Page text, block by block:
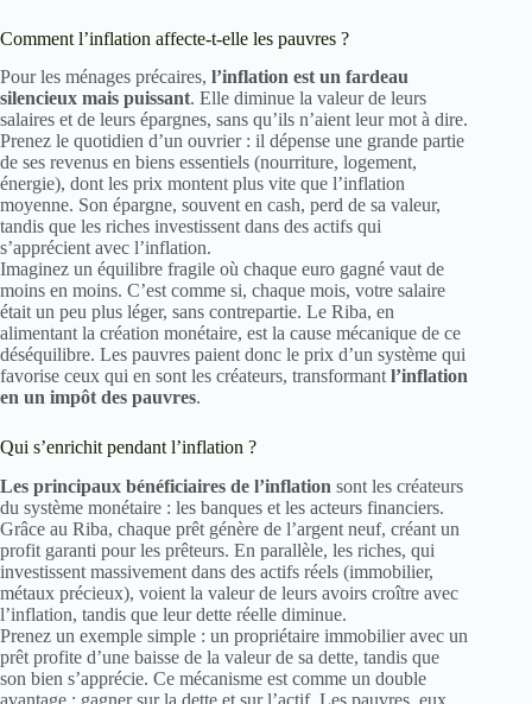
Comment l’inflation affecte-t-elle les pauvres ?
Pour les ménages précaires, l’inflation est un fardeau
silencieux mais puissant. Elle diminue la valeur de leurs
salaires et de leurs épargnes, sans qu’ils n’aient leur mot à dire.
Prenez le quotidien d’un ouvrier : il dépense une grande partie
de ses revenus en biens essentiels (nourriture, logement,
énergie), dont les prix montent plus vite que l’inflation
moyenne. Son épargne, souvent en cash, perd de sa valeur,
tandis que les riches investissent dans des actifs qui
s’apprécient avec l’inflation.
Imaginez un équilibre fragile où chaque euro gagné vaut de
moins en moins. C’est comme si, chaque mois, votre salaire
était un peu plus léger, sans contrepartie. Le Riba, en
alimentant la création monétaire, est la cause mécanique de ce
déséquilibre. Les pauvres paient donc le prix d’un système qui
favorise ceux qui en sont les créateurs, transformantl’inflation
en un impôt des pauvres.
Qui s’enrichit pendant l’inflation ?
Les principaux bénéficiaires de l’inflation sont les créateurs
du système monétaire : les banques et les acteurs financiers.
Grâce au Riba, chaque prêt génère de l’argent neuf, créant un
profit garanti pour les prêteurs. En parallèle, les riches, qui
investissent massivement dans des actifs réels (immobilier,
métaux précieux), voient la valeur de leurs avoirs croître avec
l’inflation, tandis que leur dette réelle diminue.
Prenez un exemple simple : un propriétaire immobilier avec un
prêt profite d’une baisse de la valeur de sa dette, tandis que
son bien s’apprécie. Ce mécanisme est comme un double